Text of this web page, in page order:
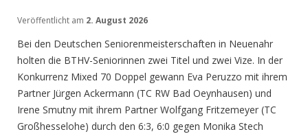
Veröffentlicht am 2. August 2026
Bei den Deutschen Seniorenmeisterschaften in Neuenahr
holten die BTHV-Seniorinnen zwei Titel und zwei Vize. In der
Konkurrenz Mixed 70 Doppel gewann Eva Peruzzo mit ihrem
Partner Jürgen Ackermann (TC RW Bad Oeynhausen) und
Irene Smutny mit ihrem Partner Wolfgang Fritzemeyer (TC
Großhesselohe) durch den 6:3, 6:0 gegen Monika Stech